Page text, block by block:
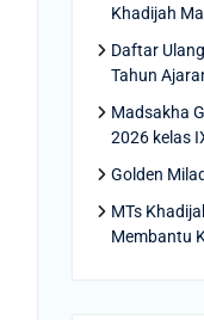
Khadijah
Daftar
Tahun
Madsakha
2026 kelas
Golden
MTs
Membantu